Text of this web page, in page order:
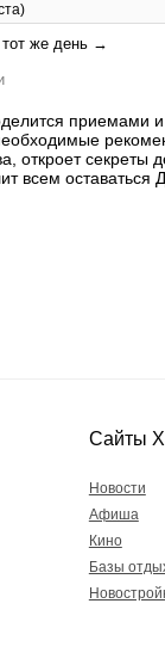
тот же день →
приемами
откроет секреты
всем оставаться
Сайты
Новости
Афиша
Кино
Базы